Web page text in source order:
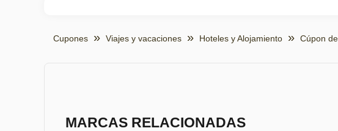
Cupones Viajes y vacaciones Hoteles y Alojamiento Cúpon
MARCAS RELACIONADAS